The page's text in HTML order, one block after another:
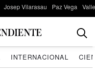
Josep Vilarasau Paz Vega
INTERNACIONAL